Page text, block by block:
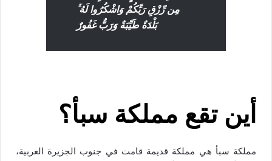
مِن رِّزْقِ رَبِّكُمْ وَاشْكُرُوا لَهُ ۚ
بَلْدَةٌ طَيِّبَةٌ وَرَبٌّ غَفُورٌ
أين تقع مملكة سبأ؟
مملكة سبأ هي مملكة قديمة قامت في جنوب الجزيرة العربية،